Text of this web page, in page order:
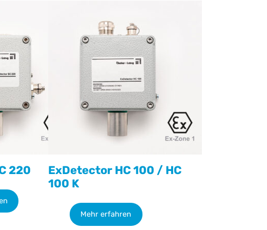
220
ExDetector HC 100 / HC
100 K
Mehr erfahren